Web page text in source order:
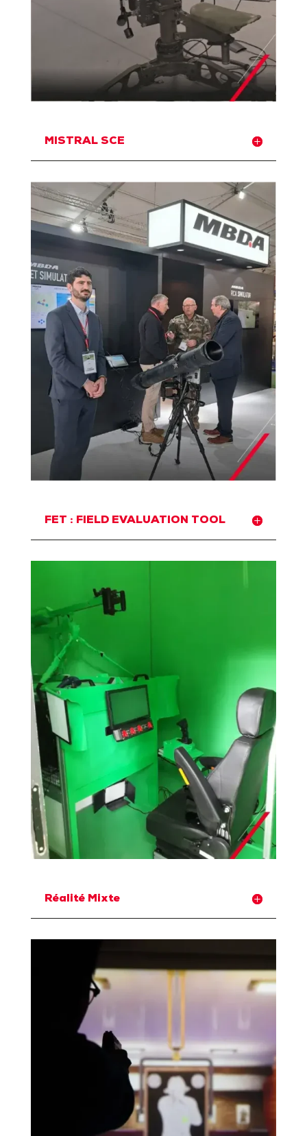
MISTRAL SCE
FET : FIELD EVALUATION TOOL
Réalité Mixte